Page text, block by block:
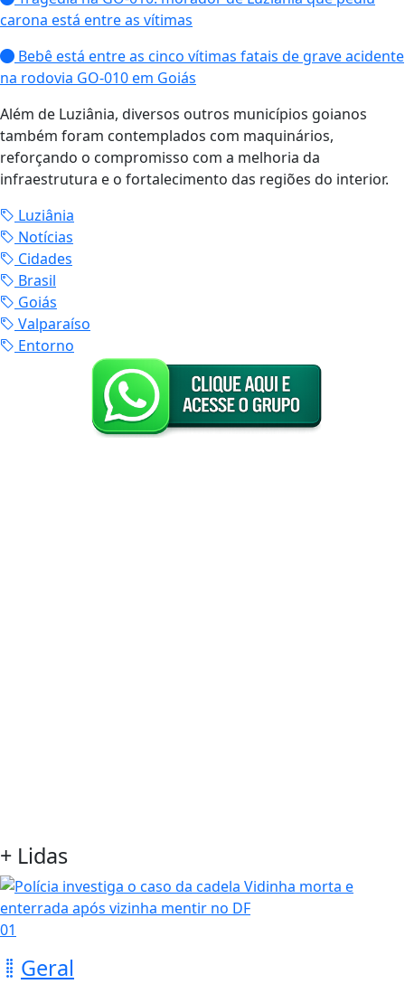
carona está entre as vítimas
Bebê está entre as cinco vítimas fatais de grave acidente
na rodovia GO-010 em Goiás
Além de Luziânia, diversos outros municípios goianos
também foram contemplados com maquinários,
reforçando o compromisso com a melhoria da
infraestrutura e o fortalecimento das regiões do interior.
Luziânia
Notícias
Cidades
Brasil
Goiás
Valparaíso
Entorno
+ Lidas
01
Geral